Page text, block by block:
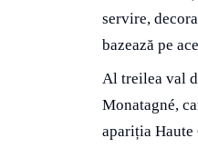
servire,
bazează pe
Al treilea val
Monatagné,
apariția Haute